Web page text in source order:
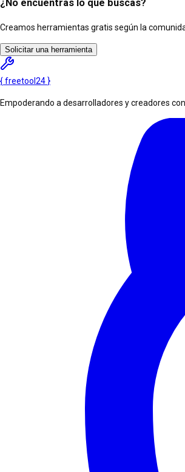
¿No encuentras lo que buscas?
Creamos herramientas gratis según la
Solicitar una herramienta
{freetool 24 }
Empoderando a desarrolladores y creadores